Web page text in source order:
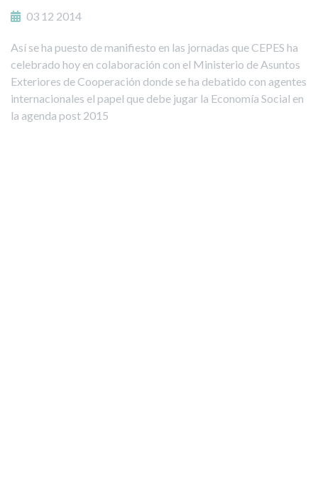
03 12 2014
Así se ha puesto de manifiesto en las jornadas que CEPES ha
celebrado hoy en colaboración con el Ministerio de Asuntos
Exteriores de Cooperación donde se ha debatido con agentes
internacionales el papel que debe jugar la Economía Social en
la agenda post 2015